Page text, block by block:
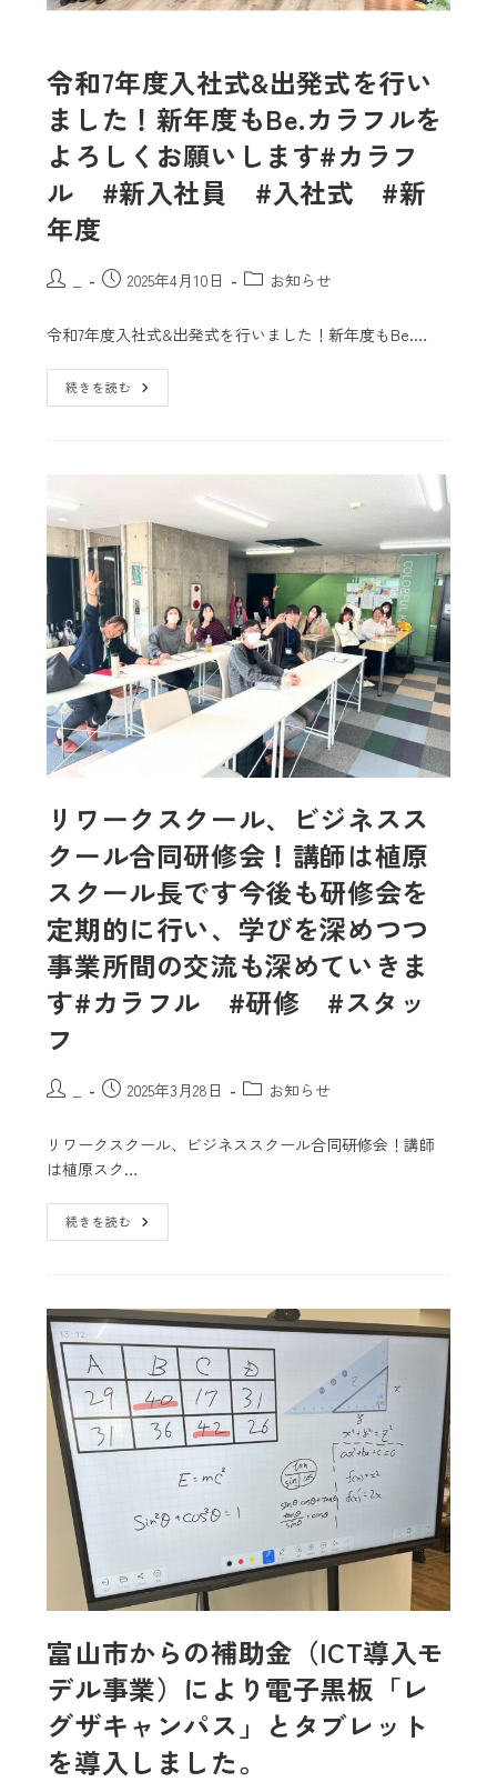
令和7年度入社式&出発式を行い
ました！新年度もBe.カラフルを
よろしくお願いします#カラフ
ル #新入社員 #入社式 #新
年度
2025年4月10日 お知らせ
令和7年度入社式&出発式を行いました！新年度もBe.…
続きを読む
リワークスクール、ビジネスス
クール合同研修会！講師は植原
スクール長です今後も研修会を
定期的に行い、学びを深めつつ
事業所間の交流も深めていきま
す#カラフル #研修 #スタッ
フ
2025年3月28日 お知らせ
リワークスクール、ビジネススクール合同研修会！講師
は植原スク…
続きを読む
富山市からの補助金（ICT導入モ
デル事業）により電子黒板「レ
グザキャンパス」とタブレット
を導入しました。